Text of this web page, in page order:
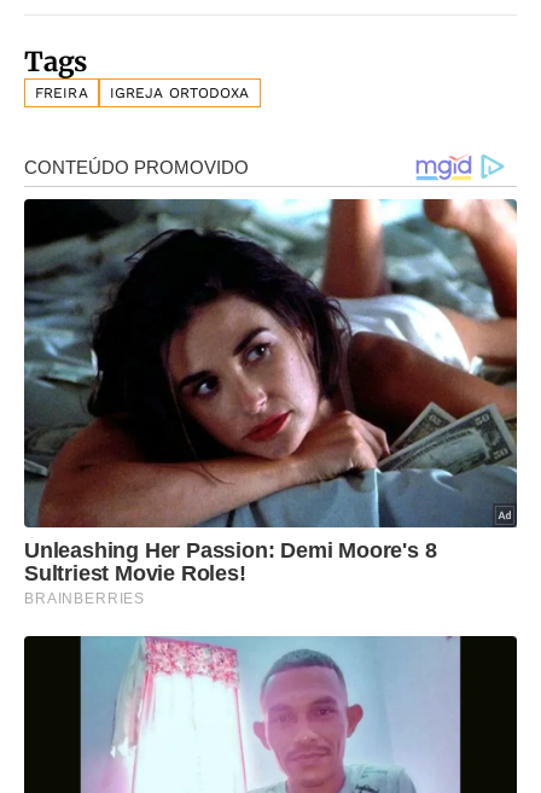
Tags
FREIRA IGREJA ORTODOXA